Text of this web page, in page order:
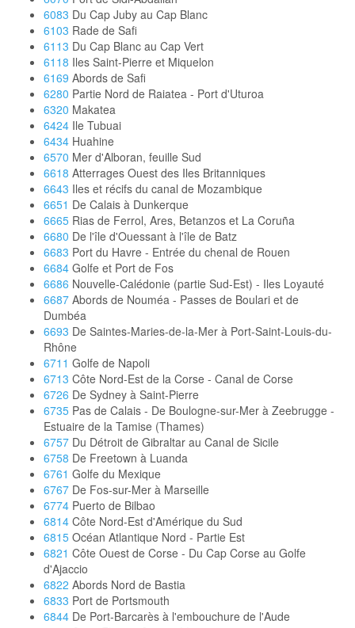
6083 Du Cap Juby au Cap Blanc
6103 Rade de Safi
6113 Du Cap Blanc au Cap Vert
6118 Iles Saint-Pierre et Miquelon
6169 Abords de Safi
6280 Partie Nord de Raiatea - Port d'Uturoa
6320 Makatea
6424 Ile Tubuai
6434 Huahine
6570 Mer d'Alboran, feuille Sud
6618 Atterrages Ouest des Iles Britanniques
6643 Iles et récifs du canal de Mozambique
6651 De Calais à Dunkerque
6665 Rias de Ferrol, Ares, Betanzos et La Coruña
6680 De l'île d'Ouessant à l'île de Batz
6683 Port du Havre - Entrée du chenal de Rouen
6684 Golfe et Port de Fos
6686 Nouvelle-Calédonie (partie Sud-Est) - Iles Loyauté
6687 Abords de Nouméa - Passes de Boulari et de
Dumbéa
6693 De Saintes-Maries-de-la-Mer à Port-Saint-Louis-du-
Rhône
6711 Golfe de Napoli
6713 Côte Nord-Est de la Corse - Canal de Corse
6726 De Sydney à Saint-Pierre
6735 Pas de Calais - De Boulogne-sur-Mer à Zeebrugge -
Estuaire de la Tamise (Thames)
6757 Du Détroit de Gibraltar au Canal de Sicile
6758 De Freetown à Luanda
6761 Golfe du Mexique
6767 De Fos-sur-Mer à Marseille
6774 Puerto de Bilbao
6814 Côte Nord-Est d'Amérique du Sud
6815 Océan Atlantique Nord - Partie Est
6821 Côte Ouest de Corse - Du Cap Corse au Golfe
d'Ajaccio
6822 Abords Nord de Bastia
6833 Port de Portsmouth
6844 De Port-Barcarès à l'embouchure de l'Aude